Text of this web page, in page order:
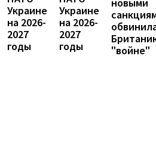
Украине
на 2026-
2027
годы
Украине
на 2026-
2027
годы
"войне"